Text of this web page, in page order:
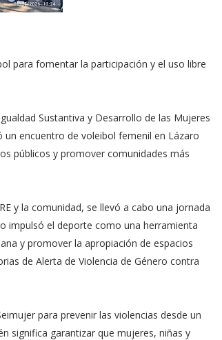
para fomentar la participación y el uso libre
Sustantiva y Desarrollo de las Mujeres
un encuentro de voleibol femenil en Lázaro
públicos y promover comunidades más
y la comunidad, se llevó a cabo una jornada
impulsó el deporte como una herramienta
y promover la apropiación de espacios
de Alerta de Violencia de Género contra
para prevenir las violencias desde un
significa garantizar que mujeres, niñas y